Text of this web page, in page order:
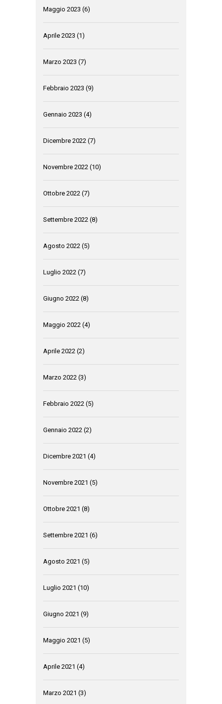
Maggio 2023 (6)
Aprile 2023 (1)
Marzo 2023 (7)
Febbraio 2023 (9)
Gennaio 2023 (4)
Dicembre 2022 (7)
Novembre 2022 (10)
Ottobre 2022 (7)
Settembre 2022 (8)
Agosto 2022 (5)
Luglio 2022 (7)
Giugno 2022 (8)
Maggio 2022 (4)
Aprile 2022 (2)
Marzo 2022 (3)
Febbraio 2022 (5)
Gennaio 2022 (2)
Dicembre 2021 (4)
Novembre 2021 (5)
Ottobre 2021 (8)
Settembre 2021 (6)
Agosto 2021 (5)
Luglio 2021 (10)
Giugno 2021 (9)
Maggio 2021 (5)
Aprile 2021 (4)
Marzo 2021 (3)